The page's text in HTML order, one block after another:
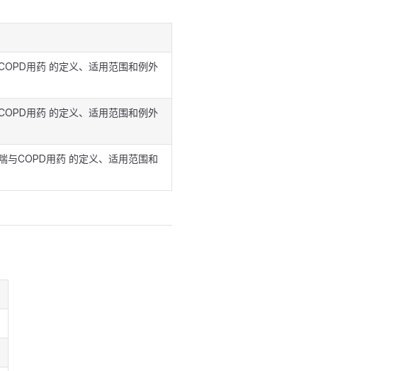
用药 的定义、适用范围和例外
用药 的定义、适用范围和例外
与COPD用药 的定义、适用范围和